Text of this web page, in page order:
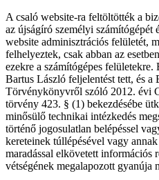
A csaló website-ra feltöltötték a
az újságíró személyi számítógépét
website adminisztrációs felületét,
felhelyeztek, csak abban az
ezekre a számítógépes
Bartus László feljelentést tett, és
Törvénykönyvről szóló 2012. évi
törvény 423. § (1) bekezdésébe
minősülő technikai intézkedés
történő jogosulatlan belépéssel
kereteinek túllépésével vagy
maradással elkövetett információs
vétségének megalapozott gyanúja